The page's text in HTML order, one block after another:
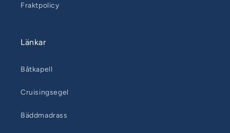
Fraktpolicy
Länkar
Båtkapell
Cruisingsegel
Bäddmadrass